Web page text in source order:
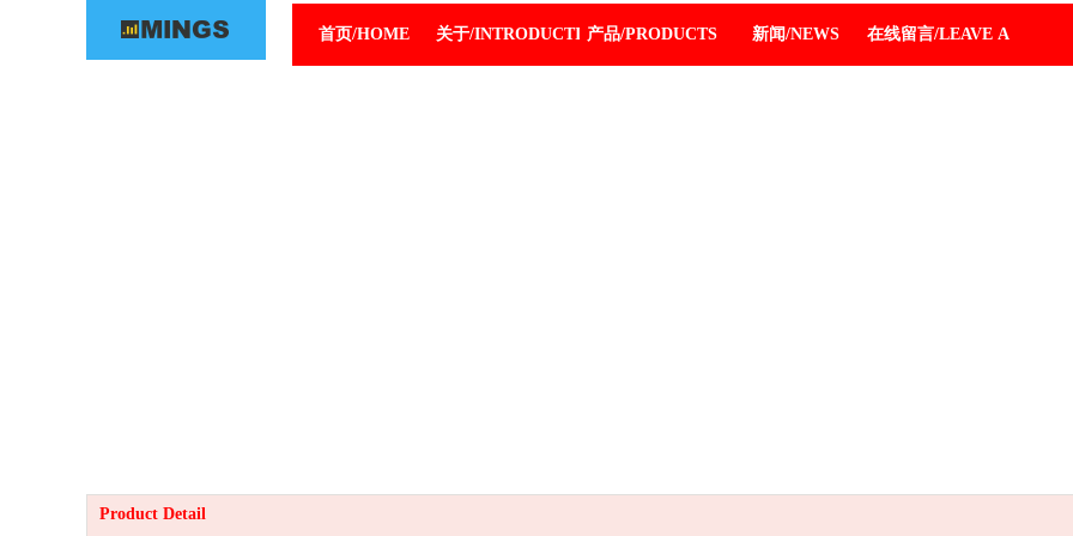
首页/HOME 关于/INTRODUCTION产品/PRODUCTS 新闻/NEWS 在线留言/LEAVE A
Product Detail